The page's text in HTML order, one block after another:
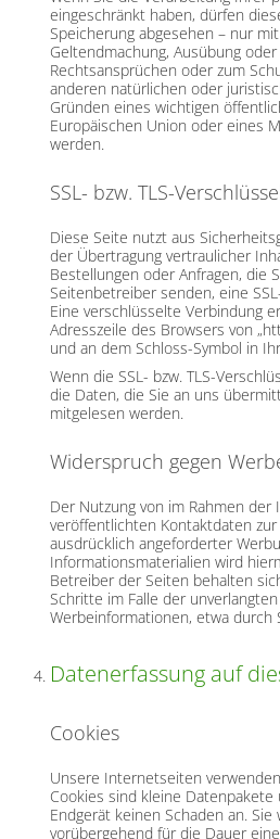
eingeschränkt haben, dürfen
Speicherung abgesehen – nur
Geltendmachung, Ausübung
Rechtsansprüchen oder zum
anderen natürlichen oder
Gründen eines wichtigen
Europäischen Union oder eines
werden.
SSL- bzw. TLS-
Diese Seite nutzt aus
der Übertragung vertraulicher
Bestellungen oder Anfragen, die
Seitenbetreiber senden, eine
Eine verschlüsselte Verbindung
Adresszeile des Browsers von
und an dem Schloss-Symbol in
Wenn die SSL- bzw. TLS-
die Daten, die Sie an uns
mitgelesen werden.
Widerspruch gegen
Der Nutzung von im Rahmen
veröffentlichten Kontaktdaten
ausdrücklich angeforderter
Informationsmaterialien wird
Betreiber der Seiten behalten
Schritte im Falle der
Werbeinformationen, etwa durch
Datenerfassung auf
Cookies
Unsere Internetseiten
Cookies sind kleine
Endgerät keinen Schaden an.
vorübergehend für die Dauer